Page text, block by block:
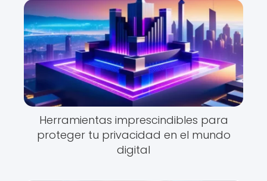
Herramientas imprescindibles para
proteger tu privacidad en el mundo
digital